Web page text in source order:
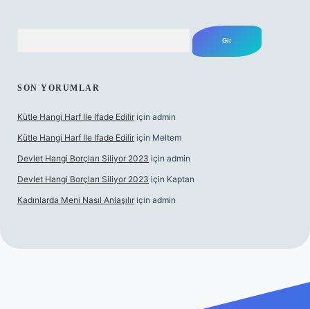
SON YORUMLAR
Kütle Hangi Harf Ile Ifade Edilir için admin
Kütle Hangi Harf Ile Ifade Edilir için Meltem
Devlet Hangi Borçları Siliyor 2023 için admin
Devlet Hangi Borçları Siliyor 2023 için Kaptan
Kadınlarda Meni Nasıl Anlaşılır için admin
Betexper giriş adresi